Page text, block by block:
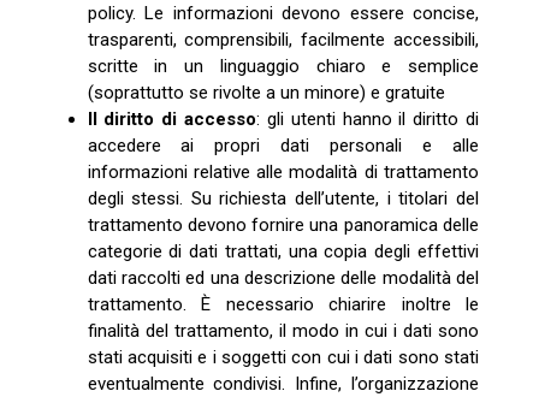
policy. Le informazioni devono essere concise,
trasparenti, comprensibili, facilmente accessibili,
scritte in un linguaggio chiaro e semplice
(soprattutto se rivolte a un minore) e gratuite
Il diritto di accesso: gli utenti hanno il diritto di
accedere ai propri dati personali e alle
informazioni relative alle modalità di trattamento
degli stessi. Su richiesta dell’utente, i titolari del
trattamento devono fornire una panoramica delle
categorie di dati trattati, una copia degli effettivi
dati raccolti ed una descrizione delle modalità del
trattamento. È necessario chiarire inoltre le
finalità del trattamento, il modo in cui i dati sono
stati acquisiti e i soggetti con cui i dati sono stati
eventualmente condivisi. Infine, l’organizzazione